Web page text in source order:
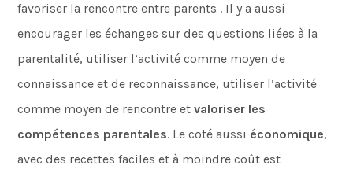
favoriser la rencontre entre parents . Il y a aussi
encourager les échanges sur des questions liées à la
parentalité, utiliser l’activité comme moyen de
connaissance et de reconnaissance, utiliser l’activité
comme moyen de rencontre etvaloriser les
compétences parentales. Le coté aussi économique,
avec des recettes faciles et à moindre coût est